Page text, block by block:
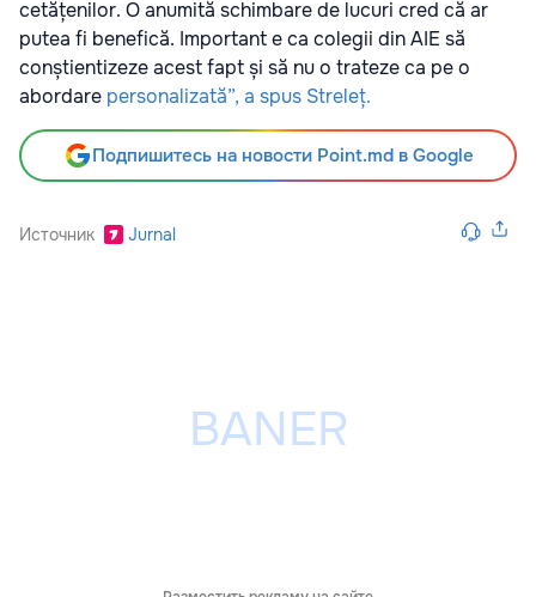
cetățenilor. O anumită schimbare de lucuri cred că ar
putea fi benefică. Important e ca colegii din AIE să
conștientizeze acest fapt și să nu o trateze ca pe o
abordare personalizată”, a spus Streleț.
Подпишитесь на новости Point.md в Google
Источник Jurnal